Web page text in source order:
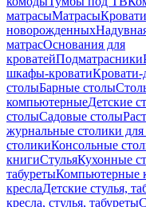
матрасыМатрасыКровати
новорожденных
матрасОснования для
кроватейПодматрасники
шкафы-кровати
столыБарные столы
компьютерныеДетские
столыСадовые столы
журнальные столики для
столикиКонсольные
книгиСтульяКухонные
табуретыКомпьютерные
креслаДетские стулья,
кресла, стулья, табуреты